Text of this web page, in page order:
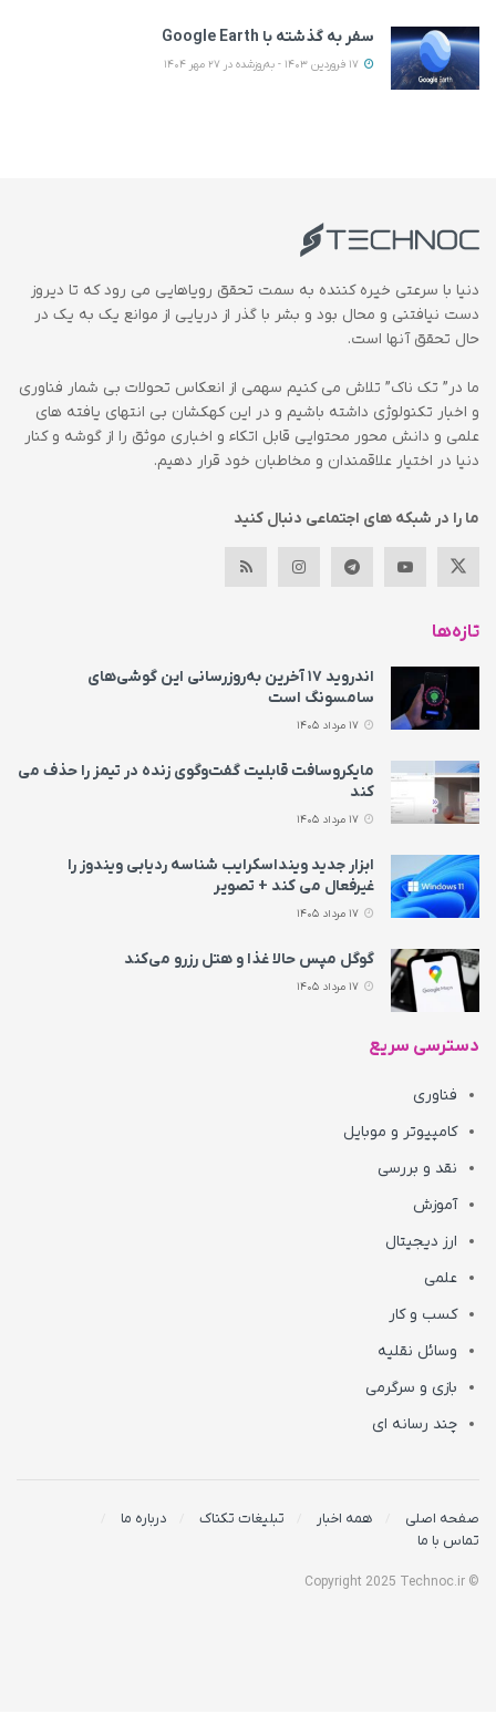
سفر به گذشته با Google Earth
دنیا با سرعتی خیره کننده به سمت تحقق رویاهایی می رود که تا دیروز
دست نیافتنی و محال بود و بشر با گذر از دریایی از موانع یک به یک در
حال تحقق آنها است.
ما در” تک ناک” تلاش می کنیم سهمی از انعکاس تحولات بی شمار فناوری
و اخبار تکنولوژی داشته باشیم و در این کهکشان بی انتهای یافته های
علمی و دانش محور محتوایی قابل اتکاء و اخباری موثق را از گوشه و کنار
دنیا در اختیار علاقمندان و مخاطبان خود قرار دهیم.
ما را در شبکه های اجتماعی دنبال کنید
تازه‌ها
اندروید ۱۷ آخرین به‌روزرسانی این گوشی‌های
سامسونگ است
مایکروسافت قابلیت گفت‌وگوی زنده در تیمز را حذف می‌
کند
ابزار جدید وینداسکرایب شناسه ردیابی ویندوز را
غیرفعال می‌ کند + تصویر
گوگل مپس حالا غذا و هتل رزرو می‌کند
دسترسی سریع
فناوری
کامپیوتر و موبایل
نقد و بررسی
آموزش
ارز دیجیتال
علمی
کسب و کار
وسائل نقلیه
بازی و سرگرمی
چند رسانه ای
صفحه اصلی همه اخبار تبلیغات تکناک
درباره ما
تماس با ما
© Copyright 2025 Technoc.ir